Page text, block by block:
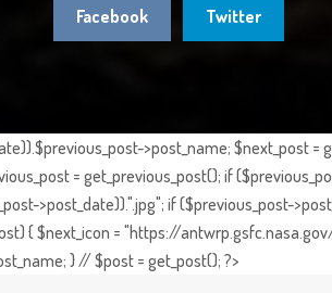
Facebook Twitter
>post_name; $next_post =
= get_previous_post(); if
>post_date)).".jpg"; if ($previous_post-
{ $next_icon = "https://
} // $post = get_post(); ?>